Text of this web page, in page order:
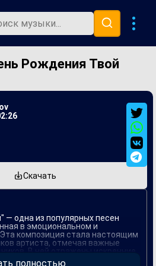
Рождения Твой
Скачать
одна из популярных песен
в эмоциональном и
композиция стала настоящим
артиста, отмечая важные
В ней отражены искренние
что делает песню
полностью